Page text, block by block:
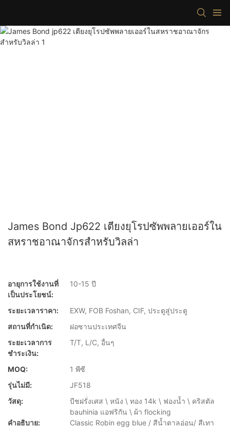
James Bond Jp622 เตียงยุโรปซัพพลายเออร์ใน
สหราชอาณาจักรสำหรับวิลล่า
อายุการใช้งานที่
เป็นประโยชน์:
10-15 ปี
ระยะเวลาราคา:
EXW, FOB Foshan, CIF, ประตูสู่ประตู
สถานที่กำเนิด:
ฝอซานประเทศจีน
ระยะเวลาการ
ชำระเงิน:
T/T, L/C, อื่นๆ
MOQ:
1 พีซี
รุ่นไม่มี:
JF518
วัสดุ:
บีชฝรั่งเศส \ หนัง \ ทอง 14k \ ฟองน้ำ \ คริสตัล
bauhinia แอฟริกัน \ ผ้า flocking
คำอธิบาย:
Classic Robin egg blue / สีน้ำตาลอ่อน/ สีเทา